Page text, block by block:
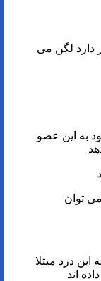
دارد لگن می
به این عضو
توان
این درد مبتلا
اند